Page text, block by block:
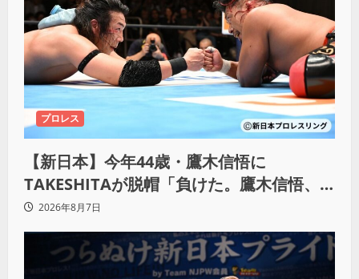
プロレス
【新日本】今年44歳・鷹木信悟に
TAKESHITAが脱帽「負けた。鷹木信悟、
強いわ！」
2026年8月7日